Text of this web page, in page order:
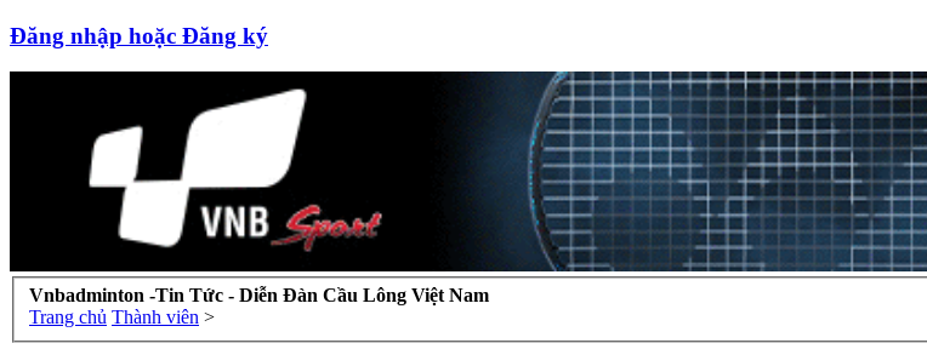
Đăng nhập hoặc Đăng ký
Vnbadminton -Tin Tức - Diễn Đàn Cầu Lông Việt Nam
Trang chủ Thành viên >